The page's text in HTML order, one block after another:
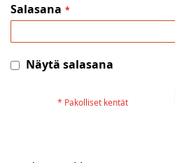
Salasana
Näytä salasana